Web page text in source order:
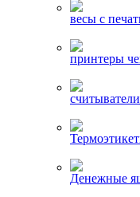
весы с
принтеры
считыватели
Денежные